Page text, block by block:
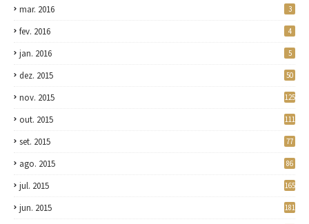
mar. 2016 3
fev. 2016 4
jan. 2016 5
dez. 2015 50
nov. 2015 125
out. 2015 111
set. 2015 77
ago. 2015 86
jul. 2015 165
jun. 2015 181